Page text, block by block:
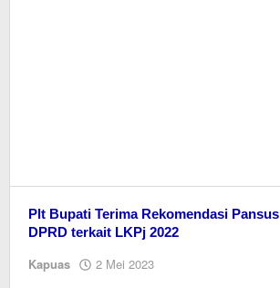
Plt Bupati Terima Rekomendasi Pansus
DPRD terkait LKPj 2022
Kapuas 2 Mei 2023